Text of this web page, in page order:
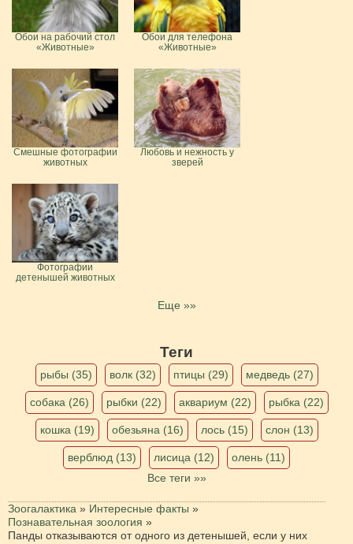
Обои на рабочий стол
«Животные»
Обои для телефона
«Животные»
Смешные фотографии
животных
Любовь и нежность у
зверей
Фотографии
детенышей животных
Еще »»
Теги
рыбы (35) волк (32) птицы (29) медведь (27)
собака (26) рыбки (22) аквариум (22) рыбка (22)
кошка (19) обезьяна (16) лось (15) слон (13)
верблюд (13) лисица (12)
олень (11)
Все теги »»
Зоогалактика » Интересные факты »
Познавательная зоология »
Панды отказываются от одного из детенышей, если у них